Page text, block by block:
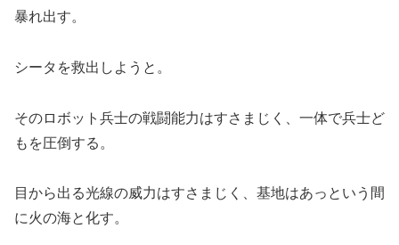
暴れ出す。
シータを救出しようと。
そのロボット兵士の戦闘能力はすさまじく、一体で兵士ど
もを圧倒する。
目から出る光線の威力はすさまじく、基地はあっという間
に火の海と化す。